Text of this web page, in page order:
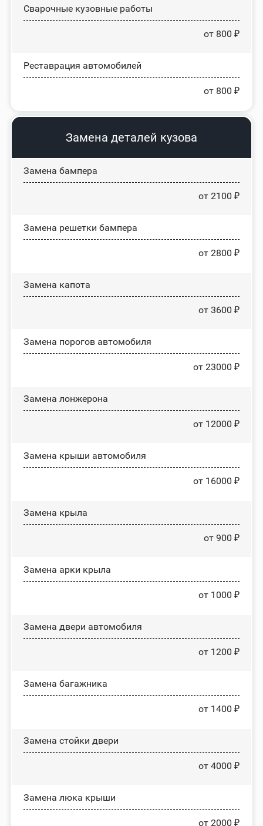
Сварочные кузовные работы
от 800 ₽
Реставрация автомобилей
от 800 ₽
Замена деталей кузова
Замена бампера
от 2100 ₽
Замена решетки бампера
от 2800 ₽
Замена капота
от 3600 ₽
Замена порогов автомобиля
от 23000 ₽
Замена лонжерона
от 12000 ₽
Замена крыши автомобиля
от 16000 ₽
Замена крыла
от 900 ₽
Замена арки крыла
от 1000 ₽
Замена двери автомобиля
от 1200 ₽
Замена багажника
от 1400 ₽
Зaмeнa cтoйĸи двepи
от 4000 ₽
Зaмeнa люĸa ĸpыши
от 2000 ₽